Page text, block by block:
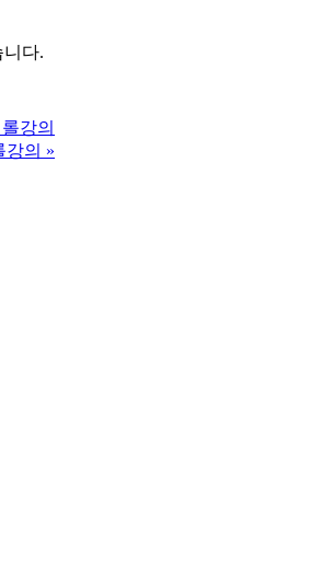
니다.
강의
강의 »